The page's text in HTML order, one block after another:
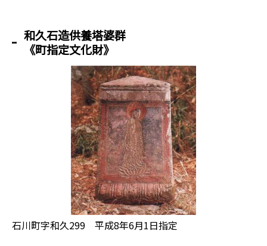
和久石造供養塔婆群
《町指定文化財》
石川町字和久299 平成8年6月1日指定